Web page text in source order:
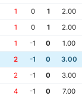
1 0 1
2.00
1 0 1
2.00
1 -1 0
1.00
2 -1 0
3.00
2 -1 0
3.00
4 -1 0
7.00